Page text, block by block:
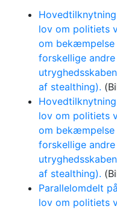
lov om politiets
om
forskellige
af stealthing).
lov om politiets
om
forskellige
af stealthing).
Parallelomdelt
lov om politiets